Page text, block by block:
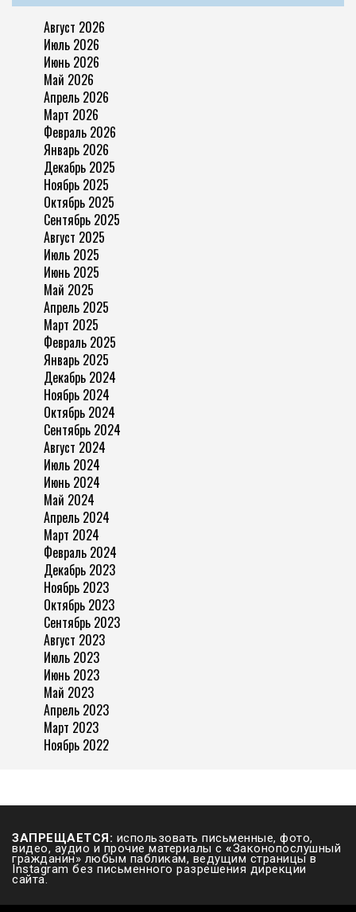
Август 2026
Июль 2026
Июнь 2026
Май 2026
Апрель 2026
Март 2026
Февраль 2026
Январь 2026
Декабрь 2025
Ноябрь 2025
Октябрь 2025
Сентябрь 2025
Август 2025
Июль 2025
Июнь 2025
Май 2025
Апрель 2025
Март 2025
Февраль 2025
Январь 2025
Декабрь 2024
Ноябрь 2024
Октябрь 2024
Сентябрь 2024
Август 2024
Июль 2024
Июнь 2024
Май 2024
Апрель 2024
Март 2024
Февраль 2024
Декабрь 2023
Ноябрь 2023
Октябрь 2023
Сентябрь 2023
Август 2023
Июль 2023
Июнь 2023
Май 2023
Апрель 2023
Март 2023
Ноябрь 2022
ЗАПРЕЩАЕТСЯ: использовать письменные, фото,
видео, аудио и прочие материалы с «Законопослушный
гражданин» любым пабликам, ведущим страницы в
Instagram без письменного разрешения дирекции
сайта.